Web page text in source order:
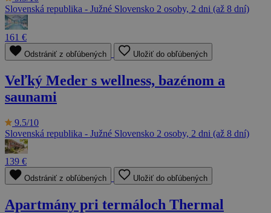
Slovenská republika - Južné Slovensko 2 osoby, 2 dni (až 8 dní)
161 €
Odstrániť z obľúbených Uložiť do obľúbených
Veľký Meder s wellness, bazénom a
saunami
9.5/10
Slovenská republika - Južné Slovensko 2 osoby, 2 dni (až 8 dní)
139 €
Odstrániť z obľúbených Uložiť do obľúbených
Apartmány pri termáloch Thermal